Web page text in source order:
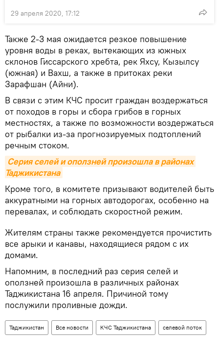
29 апреля 2020, 17:12
Также 2-3 мая ожидается резкое повышение
уровня воды в реках, вытекающих из южных
склонов Гиссарского хребта, рек Яхсу, Кызылсу
(южная) и Вахш, а также в притоках реки
Зарафшан (Айни).
В связи с этим КЧС просит граждан воздержаться
от походов в горы и сбора грибов в горных
местностях, а также по возможности воздержаться
от рыбалки из-за прогнозируемых подтоплений
речным стоком.
Серия селей и оползней произошла в районах
Таджикистана
Кроме того, в комитете призывают водителей быть
аккуратными на горных автодорогах, особенно на
перевалах, и соблюдать скоростной режим.
Жителям страны также рекомендуется прочистить
все арыки и канавы, находящиеся рядом с их
домами.
Напомним, в последний раз серия селей и
оползней произошла в различных районах
Таджикистана 16 апреля. Причиной тому
послужили проливные дожди.
Таджикистан Все новости КЧС Таджикистана селевой поток